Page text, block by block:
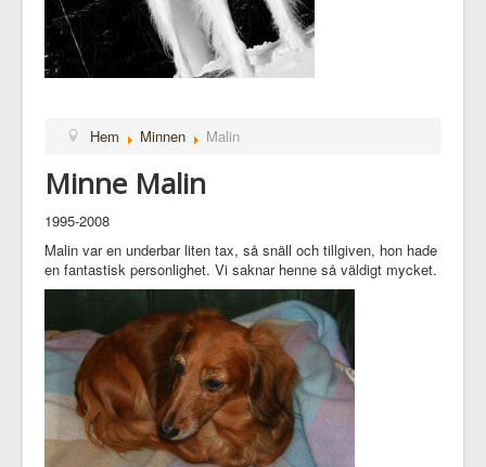
Hem Minnen Malin
Minne Malin
1995-2008
Malin var en underbar liten tax, så snäll och tillgiven, hon hade
en fantastisk personlighet. Vi saknar henne så väldigt mycket.